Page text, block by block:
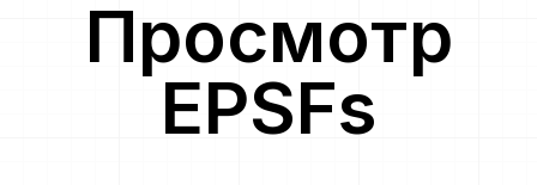
Просмотр
EPSFs